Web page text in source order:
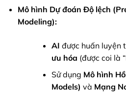
Mô hình Dự đoán Độ lệch
Modeling):
AI được huấn luyện
ưu hóa (được coi là
Sử dụng Mô hình
Models) và Mạng